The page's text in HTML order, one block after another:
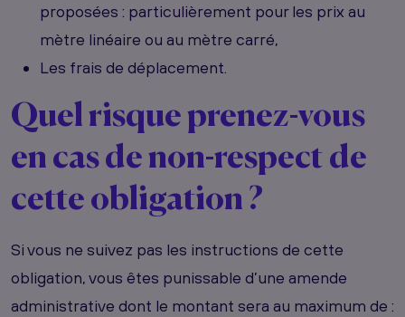
proposées : particulièrement pour les prix au
mètre linéaire ou au mètre carré,
Les frais de déplacement.
Quel risque prenez-vous
en cas de non-respect de
cette obligation ?
Si vous ne suivez pas les instructions de cette
obligation, vous êtes punissable d’une amende
administrative dont le montant sera au maximum de :